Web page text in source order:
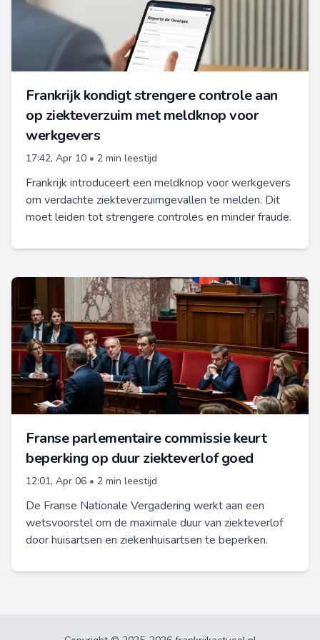
Frankrijk kondigt strengere controle aan
op ziekteverzuim met meldknop voor
werkgevers
17:42, Apr 10 • 2 min leestijd
Frankrijk introduceert een meldknop voor werkgevers
om verdachte ziekteverzuimgevallen te melden. Dit
moet leiden tot strengere controles en minder fraude.
Franse parlementaire commissie keurt
beperking op duur ziekteverlof goed
12:01, Apr 06 • 2 min leestijd
De Franse Nationale Vergadering werkt aan een
wetsvoorstel om de maximale duur van ziekteverlof
door huisartsen en ziekenhuisartsen te beperken.